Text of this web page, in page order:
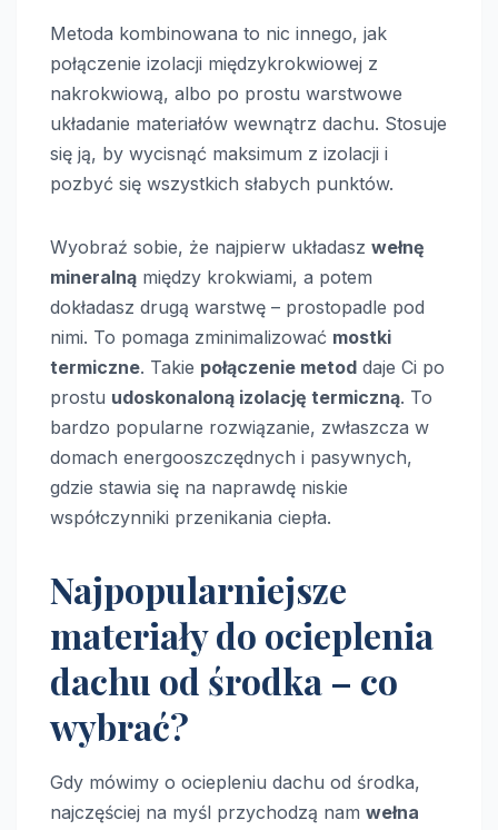
Metoda kombinowana to nic innego, jak
połączenie izolacji międzykrokwiowej z
nakrokwiową, albo po prostu warstwowe
układanie materiałów wewnątrz dachu. Stosuje
się ją, by wycisnąć maksimum z izolacji i
pozbyć się wszystkich słabych punktów.
Wyobraź sobie, że najpierw układasz wełnę
mineralną między krokwiami, a potem
dokładasz drugą warstwę – prostopadle pod
nimi. To pomaga zminimalizować mostki
termiczne. Takie połączenie metod daje Ci po
prostu udoskonaloną izolację termiczną. To
bardzo popularne rozwiązanie, zwłaszcza w
domach energooszczędnych i pasywnych,
gdzie stawia się na naprawdę niskie
współczynniki przenikania ciepła.
Najpopularniejsze
materiały do ocieplenia
dachu od środka – co
wybrać?
Gdy mówimy o ociepleniu dachu od środka,
najczęściej na myśl przychodzą nam wełna